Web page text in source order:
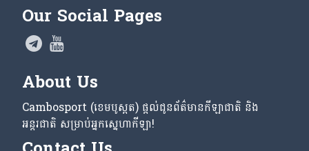
Our Social Pages
About Us
Cambosport (ខេមបូស្ពត) ផ្តល់ជូនព័ត៌មានកីឡាជាតិ និង
អន្តរជាតិ សម្រាប់អ្នកស្នេហាកីឡា!